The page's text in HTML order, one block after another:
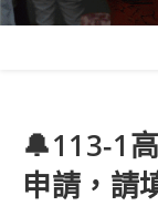
🔔113-1
申請，請